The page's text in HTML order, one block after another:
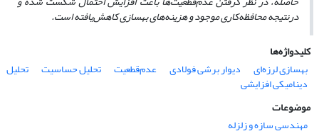
درنتیجه محافظه‌کاری موجود و هزینه‌های بهسازی کاهش‌یافته است.
کلیدواژه‌ها
بهسازی لرزه‌ای
دیوار برشی فولادی عدم‌قطعیت تحلیل حساسیت تحلیل
دینامیکی افزایشی
موضوعات
مهندسی سازه و زلزله